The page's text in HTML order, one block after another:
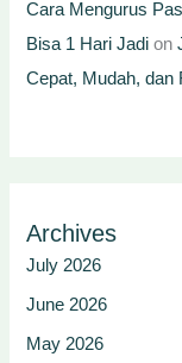
Cara Mengurus
Bisa 1 Hari Jadi on
Cepat, Mudah, dan
Archives
July 2026
June 2026
May 2026